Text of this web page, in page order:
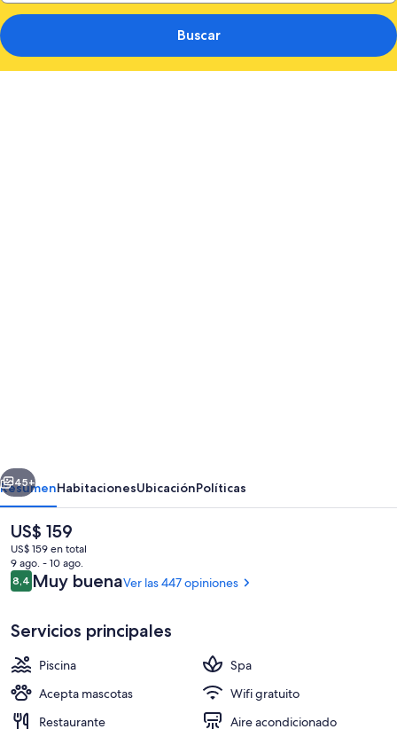
Buscar
Hotel
Vista desde la propiedad
Siguiente
45+
ResumenHabitacionesUbicaciónPolíticas
El
precio
actual
es
de
US$ 159
US$ 159 en total
9 ago. - 10 ago.
Opiniones
8,48,4 de 10
Muy buenaVer las 447 opiniones
Servicios principales
Piscina
Spa
Acepta mascotas
Wifi gratuito
Restaurante
Aire acondicionado